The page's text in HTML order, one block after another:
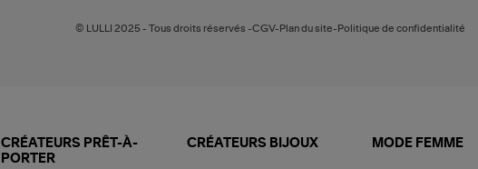
© LULLI 2025 - Tous droits réservés -CGV-Plan du site-Politique de confidentialité
CRÉATEURS PRÊT-À-
PORTER
CRÉATEURS BIJOUX MODE FEMME